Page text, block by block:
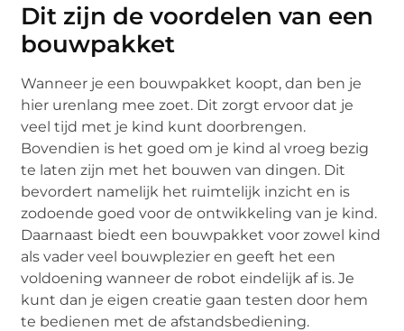
Dit zijn de voordelen van een
bouwpakket
Wanneer je een bouwpakket koopt, dan ben je
hier urenlang mee zoet. Dit zorgt ervoor dat je
veel tijd met je kind kunt doorbrengen.
Bovendien is het goed om je kind al vroeg bezig
te laten zijn met het bouwen van dingen. Dit
bevordert namelijk het ruimtelijk inzicht en is
zodoende goed voor de ontwikkeling van je kind.
Daarnaast biedt een bouwpakket voor zowel kind
als vader veel bouwplezier en geeft het een
voldoening wanneer de robot eindelijk af is. Je
kunt dan je eigen creatie gaan testen door hem
te bedienen met de afstandsbediening.